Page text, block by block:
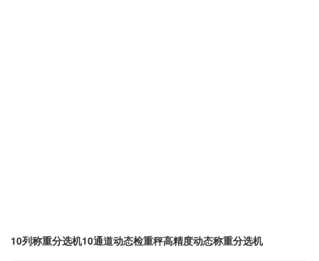
10列称重分选机10通道动态检重秤高精度动态称重分选机